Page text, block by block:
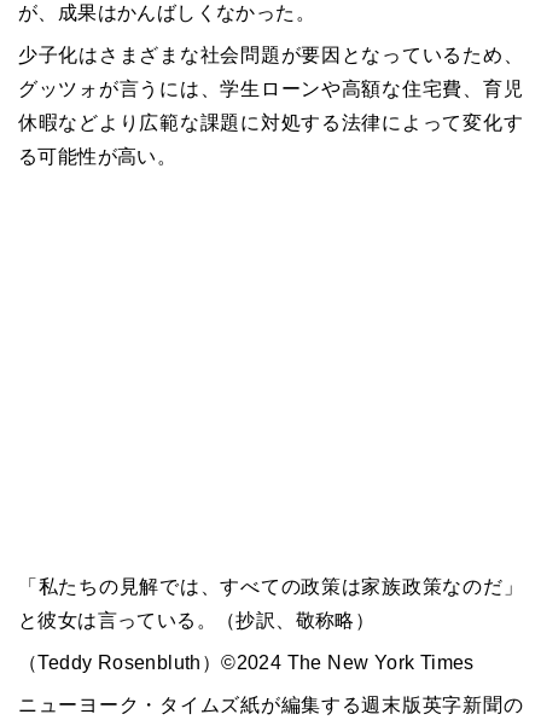
が、成果はかんばしくなかった。
少子化はさまざまな社会問題が要因となっているため、
グッツォが言うには、学生ローンや高額な住宅費、育児
休暇などより広範な課題に対処する法律によって変化す
る可能性が高い。
「私たちの見解では、すべての政策は家族政策なのだ」
と彼女は言っている。（抄訳、敬称略）
（Teddy Rosenbluth）©2024 The New York Times
ニューヨーク・タイムズ紙が編集する週末版英字新聞の